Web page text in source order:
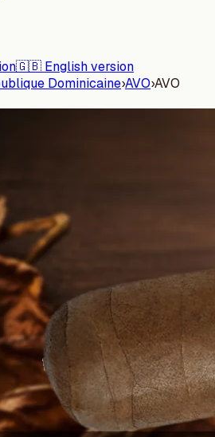
🇬🇧 English version
Dominicaine›AVO›AVO